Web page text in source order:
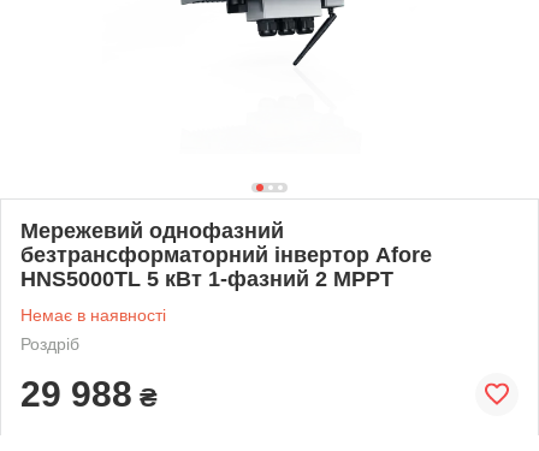
Мережевий однофазний
безтрансформаторний інвертор Afore
HNS5000TL 5 кВт 1-фазний 2 МРРТ
Немає в наявності
Роздріб
29 988 ₴